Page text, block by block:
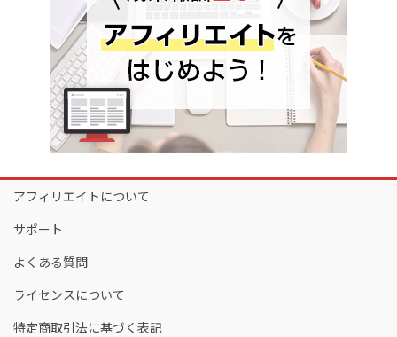
アフィリエイトについて
サポート
よくある質問
ライセンスについて
特定商取引法に基づく表記